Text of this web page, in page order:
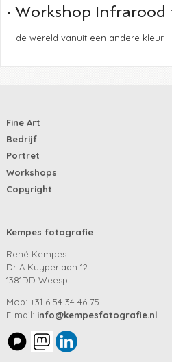
• Workshop
... de wereld vanuit een andere kleur.
Fine Art
Bedrijf
Portret
Workshops
Copyright
Kempes fotografie
René Kempes
Dr A Kuyperlaan 12
1381DD Weesp
Mob: +31 6 54 34 46 75
E-mail: info@kempesfotografie.nl